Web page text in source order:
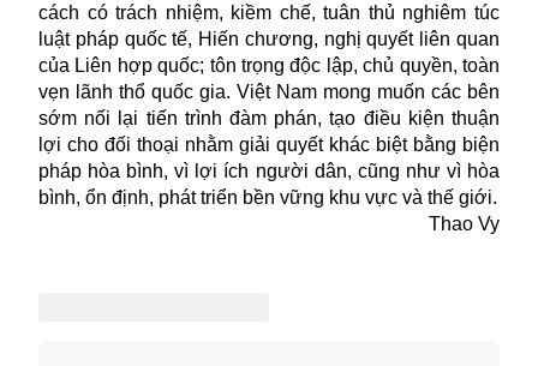
cách có trách nhiệm, kiềm chế, tuân thủ nghiêm túc
luật pháp quốc tế, Hiến chương, nghị quyết liên quan
của Liên hợp quốc; tôn trọng độc lập, chủ quyền, toàn
vẹn lãnh thổ quốc gia. Việt Nam mong muốn các bên
sớm nối lại tiến trình đàm phán, tạo điều kiện thuận
lợi cho đối thoại nhằm giải quyết khác biệt bằng biện
pháp hòa bình, vì lợi ích người dân, cũng như vì hòa
bình, ổn định, phát triển bền vững khu vực và thế giới.
Thao Vy